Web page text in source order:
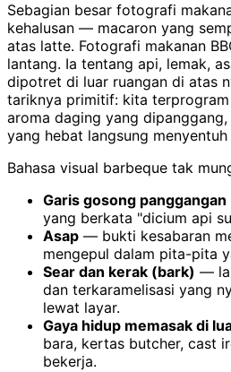
Sebagian besar fotografi
kehalusan — macaron yang
atas latte. Fotografi makanan
lantang. Ia tentang api, lemak,
dipotret di luar ruangan di atas
tariknya primitif: kita
aroma daging yang
yang hebat langsung
Bahasa visual barbeque tak
Garis gosong panggangan
yang berkata "dicium api
Asap — bukti kesabaran
mengepul dalam pita-pita
Sear dan kerak (bark) —
dan terkaramelisasi yang
lewat layar.
Gaya hidup memasak di
bara, kertas butcher, cast
bekerja.